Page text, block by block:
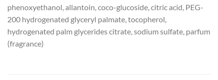
phenoxyethanol, allantoin, coco-glucoside, citric acid, PEG-
200 hydrogenated glyceryl palmate, tocopherol,
hydrogenated palm glycerides citrate, sodium sulfate, parfum
(fragrance)